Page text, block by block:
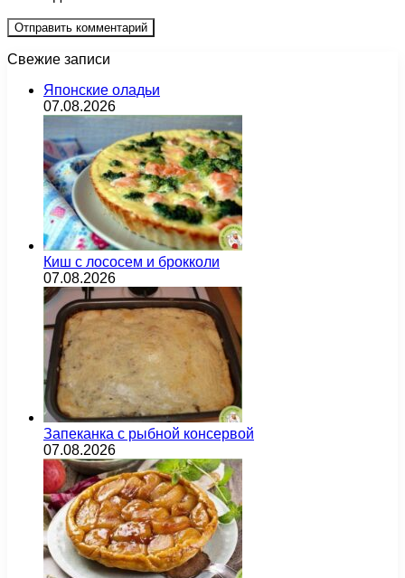
Свежие записи
Японские оладьи
07.08.2026
Киш с лососем и брокколи
07.08.2026
Запеканка с рыбной консервой
07.08.2026